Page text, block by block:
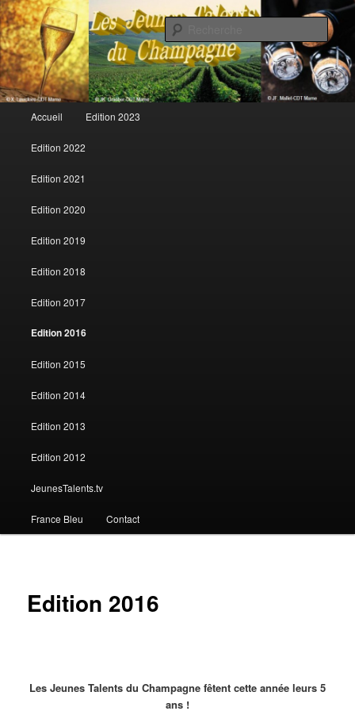
Les jeunes talents du champagne
Aller au contenu principal
Aller au contenu secondaire
Accueil Edition 2023
Edition 2022
Edition 2021
Edition 2020
Edition 2019
Edition 2018
Edition 2017
Edition 2016
Edition 2015
Edition 2014
Edition 2013
Edition 2012
JeunesTalents.tv
France Bleu Contact
Edition 2016
Les Jeunes Talents du Champagne fêtent cette année leurs 5
ans !